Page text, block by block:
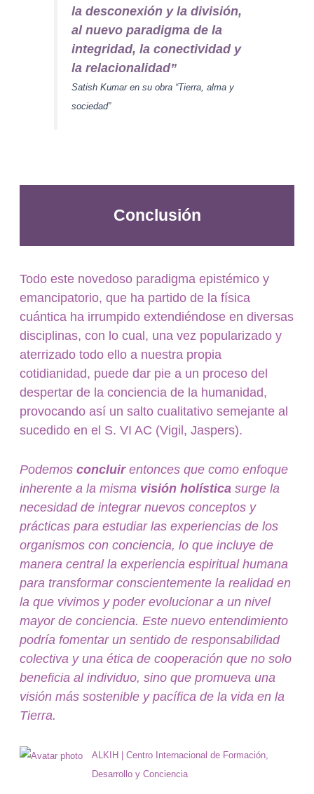
la desconexión y la división,
al nuevo paradigma de la
integridad, la conectividad y
la relacionalidad”
Satish Kumar en su obra “Tierra, alma y
sociedad”
Conclusión
Todo este novedoso paradigma epistémico y
emancipatorio, que ha partido de la física
cuántica ha irrumpido extendiéndose en diversas
disciplinas, con lo cual, una vez popularizado y
aterrizado todo ello a nuestra propia
cotidianidad, puede dar pie a un proceso del
despertar de la conciencia de la humanidad,
provocando así un salto cualitativo semejante al
sucedido en el S. VI AC (Vigil, Jaspers).
Podemos concluir entonces que como enfoque
inherente a la misma visión holísticasurge la
necesidad de integrar nuevos conceptos y
prácticas para estudiar las experiencias de los
organismos con conciencia, lo que incluye de
manera central la experiencia espiritual humana
para transformar conscientemente la realidad en
la que vivimos y poder evolucionar a un nivel
mayor de conciencia. Este nuevo entendimiento
podría fomentar un sentido de responsabilidad
colectiva y una ética de cooperación que no solo
beneficia al individuo, sino que promueva una
visión más sostenible y pacífica de la vida en la
Tierra.
ALKIH | Centro Internacional de Formación,
Desarrollo y Conciencia